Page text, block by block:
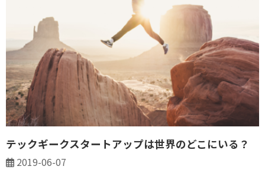
テックギークスタートアップは世界のどこにいる？
2019-06-07